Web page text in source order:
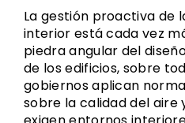
La gestión proactiva de
interior está cada vez
piedra angular del
de los edificios, sobre
gobiernos aplican
sobre la calidad del aire